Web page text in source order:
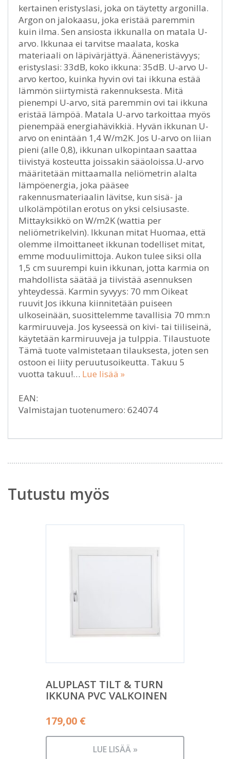
kertainen eristyslasi, joka on täytetty argonilla.
Argon on jalokaasu, joka eristää paremmin
kuin ilma. Sen ansiosta ikkunalla on matala U-
arvo. Ikkunaa ei tarvitse maalata, koska
materiaali on läpivärjättyä. Ääneneristävyys;
eristyslasi: 33dB, koko ikkuna: 35dB. U-arvo U-
arvo kertoo, kuinka hyvin ovi tai ikkuna estää
lämmön siirtymistä rakennuksesta. Mitä
pienempi U-arvo, sitä paremmin ovi tai ikkuna
eristää lämpöä. Matala U-arvo tarkoittaa myös
pienempää energiahävikkiä. Hyvän ikkunan U-
arvo on enintään 1,4 W/m2K. Jos U-arvo on liian
pieni (alle 0,8), ikkunan ulkopintaan saattaa
tiivistyä kosteutta joissakin sääoloissa.U-arvo
määritetään mittaamalla neliömetrin alalta
lämpöenergia, joka pääsee
rakennusmateriaalin lävitse, kun sisä- ja
ulkolämpötilan erotus on yksi celsiusaste.
Mittayksikkö on W/m2K (wattia per
neliömetrikelvin). Ikkunan mitat Huomaa, että
olemme ilmoittaneet ikkunan todelliset mitat,
emme moduulimittoja. Aukon tulee siksi olla
1,5 cm suurempi kuin ikkunan, jotta karmia on
mahdollista säätää ja tiivistää asennuksen
yhteydessä. Karmin syvyys: 70 mm Oikeat
ruuvit Jos ikkuna kiinnitetään puiseen
ulkoseinään, suosittelemme tavallisia 70 mm:n
karmiruuveja. Jos kyseessä on kivi- tai tiiliseinä,
käytetään karmiruuveja ja tulppia. Tilaustuote
Tämä tuote valmistetaan tilauksesta, joten sen
ostoon ei liity peruutusoikeutta. Takuu 5
vuotta takuu!… Lue lisää »
EAN:
Valmistajan tuotenumero: 624074
Tutustu myös
ALUPLAST TILT & TURN
IKKUNA PVC VALKOINEN
179,00 €
LUE LISÄÄ »